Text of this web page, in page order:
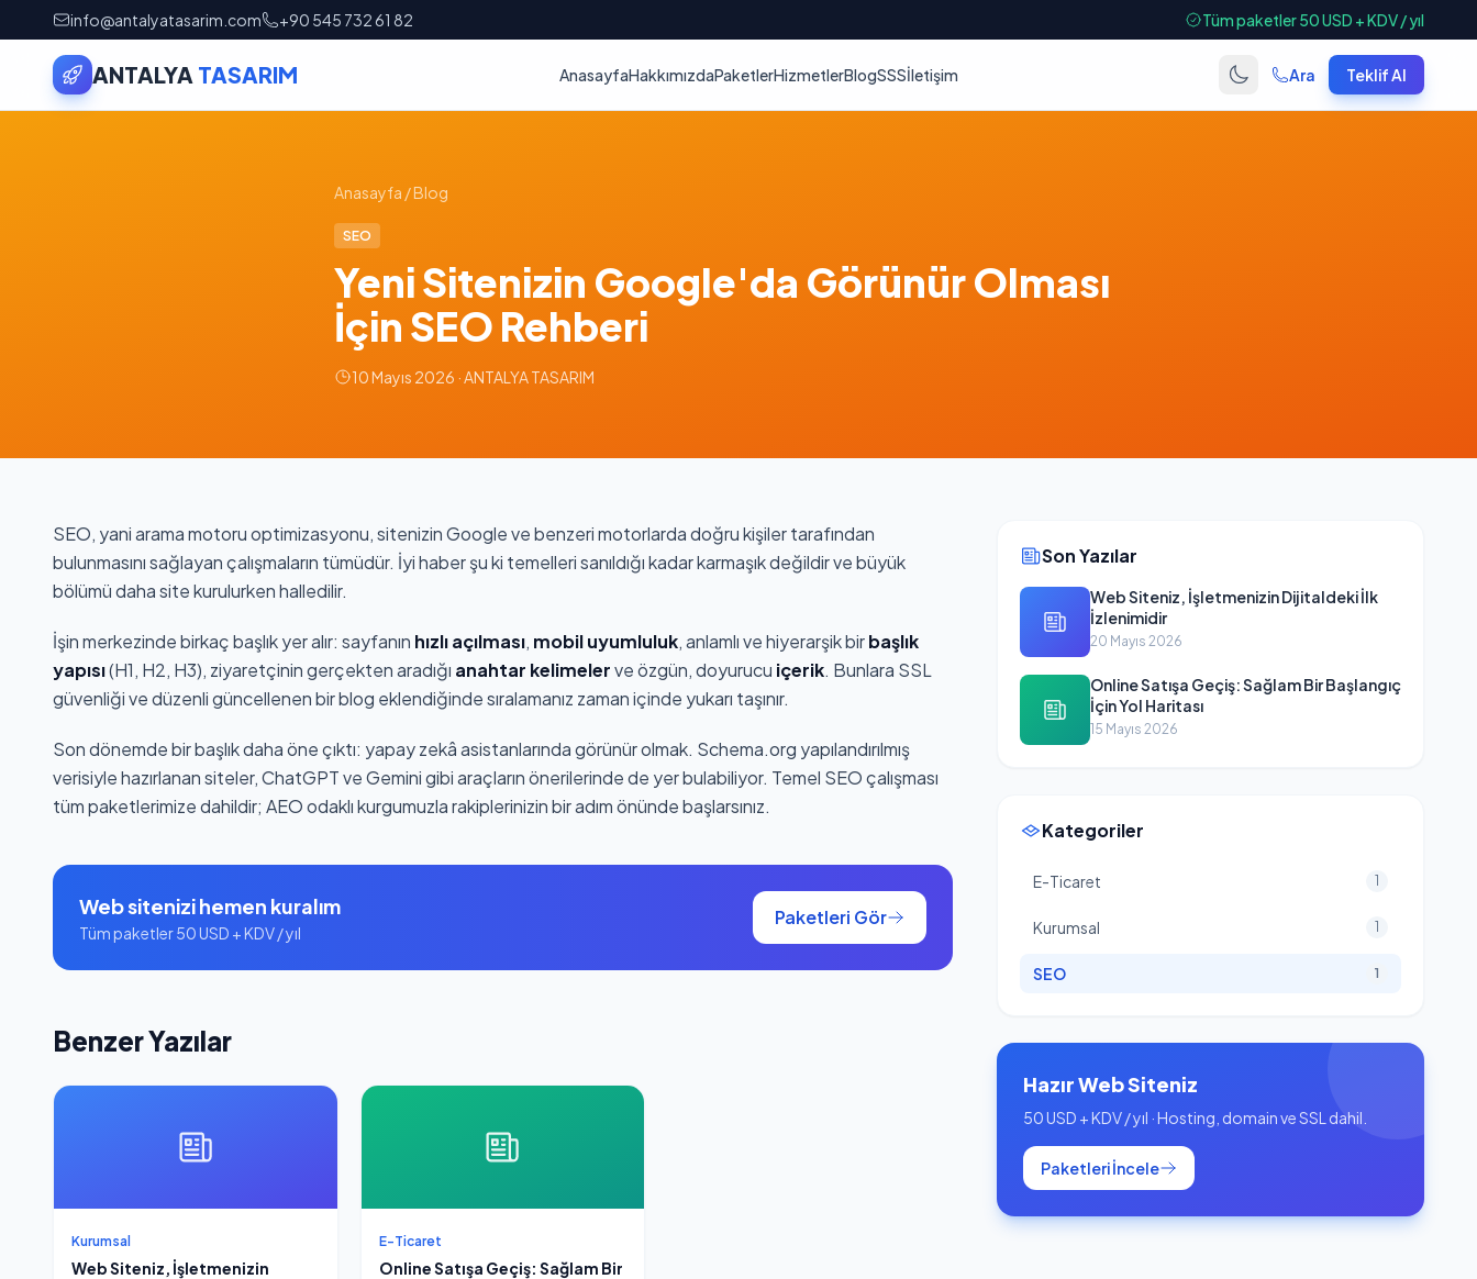
info@antalyatasarim.com +90 545 732 61 82 Tüm paketler 50 USD + KDV / yıl
ANTALYA TASARIM AnasayfaHakkımızdaPaketlerHizmetlerBlogSSSİletişim Ara Teklif Al
Anasayfa /Blog
SEO
Yeni Sitenizin Google'da Görünür Olması
İçin SEO Rehberi
10 Mayıs 2026 · ANTALYA TASARIM
SEO, yani arama motoru optimizasyonu, sitenizin Google ve benzeri motorlarda doğru kişiler tarafından
bulunmasını sağlayan çalışmaların tümüdür. İyi haber şu ki temelleri sanıldığı kadar karmaşık değildir ve büyük
bölümü daha site kurulurken halledilir.
İşin merkezinde birkaç başlık yer alır: sayfanın hızlı açılması, mobil uyumluluk, anlamlı ve hiyerarşik birbaşlık
yapısı(H1, H2, H3), ziyaretçinin gerçekten aradığı anahtar kelimelerve özgün, doyurucu içerik. Bunlara SSL
güvenliği ve düzenli güncellenen bir blog eklendiğinde sıralamanız zaman içinde yukarı taşınır.
Son dönemde bir başlık daha öne çıktı: yapay zekâ asistanlarında görünür olmak. Schema.org yapılandırılmış
verisiyle hazırlanan siteler, ChatGPT ve Gemini gibi araçların önerilerinde de yer bulabiliyor. Temel SEO çalışması
tüm paketlerimize dahildir; AEO odaklı kurgumuzla rakiplerinizin bir adım önünde başlarsınız.
Web sitenizi hemen kuralım
Tüm paketler 50 USD + KDV / yıl
Paketleri Gör
Benzer Yazılar
Kurumsal
Web Siteniz, İşletmenizin
E-Ticaret
Online Satışa Geçiş: Sağlam Bir
Son Yazılar
Web Siteniz, İşletmenizin Dijitaldeki İlk
İzlenimidir
20 Mayıs 2026
Online Satışa Geçiş: Sağlam Bir Başlangıç
İçin Yol Haritası
15 Mayıs 2026
Kategoriler
E-Ticaret 1
Kurumsal 1
SEO 1
Hazır Web Siteniz
50 USD + KDV / yıl · Hosting, domain ve SSL dahil.
Paketleri İncele